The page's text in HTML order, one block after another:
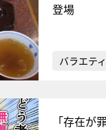
登場
バラエティ
「存在